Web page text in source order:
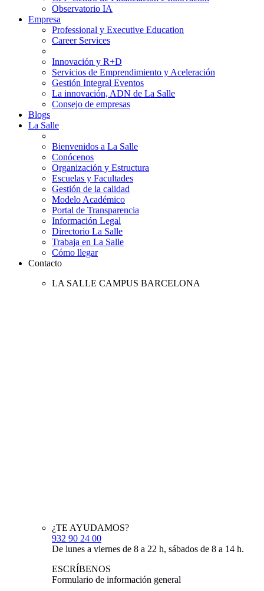
Observatorio IA
Empresa
Professional y Executive Education
Career Services
Innovación y R+D
Servicios de Emprendimiento y Aceleración
Gestión Integral Eventos
La innovación, ADN de La Salle
Consejo de empresas
Blogs
La Salle
Bienvenidos a La Salle
Conócenos
Organización y Estructura
Escuelas y Facultades
Gestión de la calidad
Modelo Académico
Portal de Transparencia
Información Legal
Directorio La Salle
Trabaja en La Salle
Cómo llegar
Contacto
LA SALLE CAMPUS BARCELONA
¿TE AYUDAMOS?
932 90 24 00
De lunes a viernes de 8 a 22 h, sábados de 8 a 14 h.
ESCRÍBENOS
Formulario de información general